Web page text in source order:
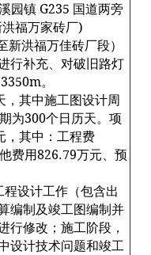
园镇 G235 国道两旁
福万家砖厂)
洪福万佳砖厂段）
行补充、对破旧路灯
。
，其中施工图设计周
为300个日历天。项
，其中：工程费
费用826.79万元、预
设计工作（包含出
编制及竣工图编制并
行修改；施工阶段，
设计技术问题和竣工